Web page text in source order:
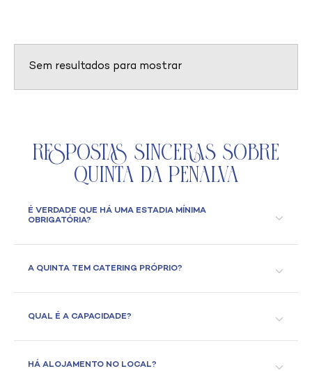
Sem resultados para mostrar
Respostas Sinceras Sobre
Quinta da Penalva
É VERDADE QUE HÁ UMA ESTADIA MÍNIMA
OBRIGATÓRIA?
A QUINTA TEM CATERING PRÓPRIO?
QUAL É A CAPACIDADE?
HÁ ALOJAMENTO NO LOCAL?